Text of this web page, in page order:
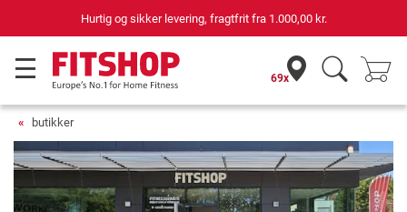
Hurtig og sikker levering, fragtfrit fra 1.000,00 kr.
69x
butikker